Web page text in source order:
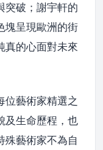
突破；謝宇軒的
塊呈現歐洲的街
真的心面對未來
位藝術家精選之
及生命歷程，也
殊藝術家不為自